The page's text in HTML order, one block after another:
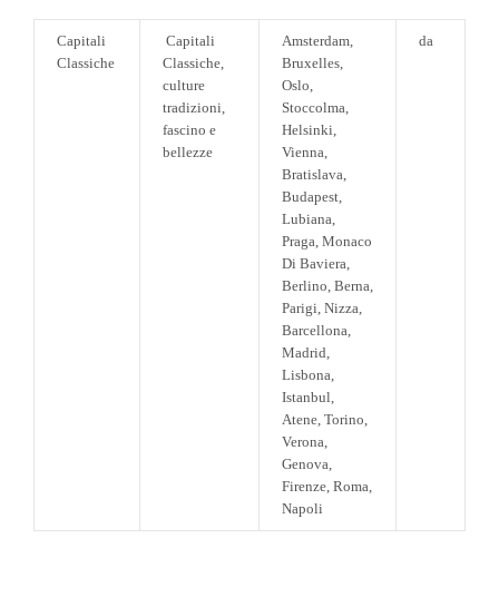
Capitali
Classiche
Capitali
Classiche,
culture
tradizioni,
fascino e
bellezze
Amsterdam,
Bruxelles,
Oslo,
Stoccolma,
Helsinki,
Vienna,
Bratislava,
Budapest,
Lubiana,
Praga, Monaco
Di Baviera,
Berlino, Berna,
Parigi, Nizza,
Barcellona,
Madrid,
Lisbona,
Istanbul,
Atene, Torino,
Verona,
Genova,
Firenze, Roma,
Napoli
da